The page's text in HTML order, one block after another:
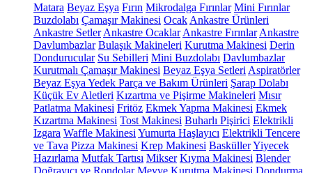
Matara Beyaz Eşya Fırın Mikrodalga Fırınlar Mini Fırınlar
Buzdolabı Çamaşır Makinesi Ocak Ankastre Ürünleri
Ankastre Setler Ankastre Ocaklar Ankastre Fırınlar Ankastre
Davlumbazlar Bulaşık Makineleri Kurutma Makinesi Derin
Dondurucular Su Sebilleri Mini Buzdolabı Davlumbazlar
Kurutmalı Çamaşır Makinesi Beyaz Eşya Setleri Aspiratörler
Beyaz Eşya Yedek Parça ve Bakım Ürünleri Şarap Dolabı
Küçük Ev Aletleri Kızartma ve Pişirme Makineleri Mısır
Patlatma Makinesi Fritöz Ekmek Yapma Makinesi Ekmek
Kızartma Makinesi Tost Makinesi Buharlı Pişirici Elektrikli
Izgara Waffle Makinesi Yumurta Haşlayıcı Elektrikli Tencere
ve Tava Pizza Makinesi Krep Makinesi BasküllerYiyecek
Hazırlama Mutfak Tartısı Mikser Kıyma Makinesi Blender
Doğrayıcı ve Rondolar Meyve Kurutma Makinesi Dondurma